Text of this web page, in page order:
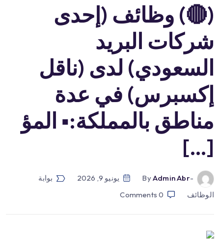
(🔴) وظائف (إحدى
شركات البريد
السعودي) لدى (ناقل
إكسبرس) في عدة
مناطق بالمملكة:▪️ المؤ
[…]
-by
Admin Abr يونيو 9, 2026
بوابة
الوظائف
0
Comments